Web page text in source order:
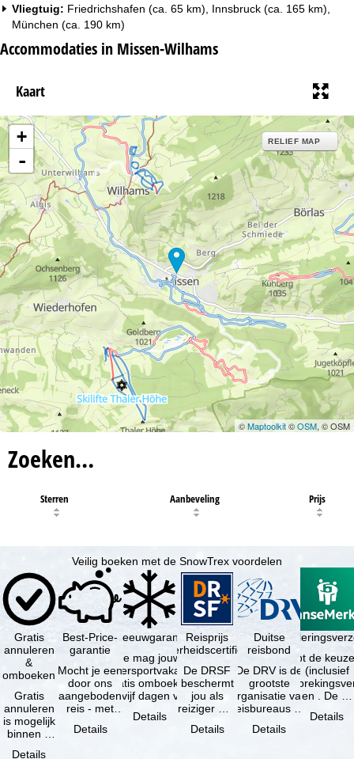
Vliegtuig: Friedrichshafen (ca. 65 km), Innsbruck (ca. 165 km),
München (ca. 190 km)
Accommodaties in Missen-Wilhams
Kaart
+
-
RELIEF MAP
©Maptoolkit©OSM, © OSM
Zoeken…
Sterren Aanbeveling Prijs
Veilig boeken met de SnowTrex voordelen
Gratis
annuleren
&
omboeken
Gratis
annuleren
is mogelijk
binnen 5
Details
Best-Price-
garantie
Mocht je een
door ons
aangeboden
reis - met
beschikbaarheid
Details
Sneeuwgarantie
Je mag jouw
wintersportvakantie
gratis omboeken
als vijf dagen voor
Details
Reisprijs
zekerheidscertificaat
De DRSF
beschermt
jou als
reiziger met
pakketreis
Details
Duitse
reisbond
De DRV is de
grootste
organisatie van
reisbureaus en
in Duitsland. …
Details
Je hebt de
(inclusief
en . De …
Details